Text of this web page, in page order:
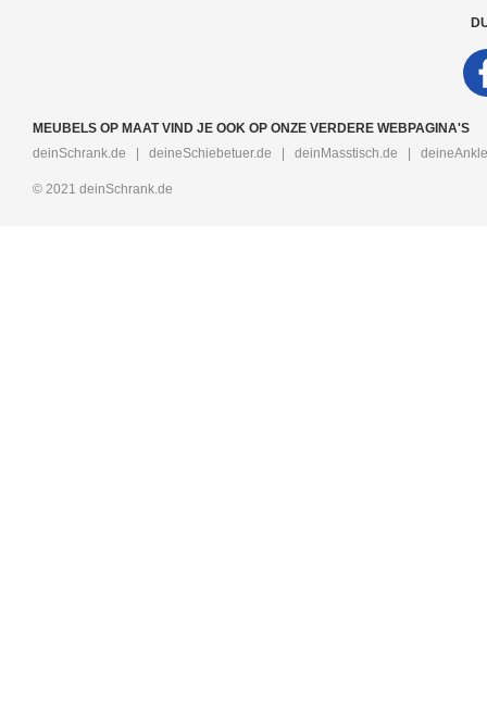
MEUBELS OP MAAT VIND JE OOK OP ONZE VERDERE WEBPAGINA'S
deinSchrank.de | deineSchiebetuer.de | deinMasstisch.de |
© 2021 deinSchrank.de